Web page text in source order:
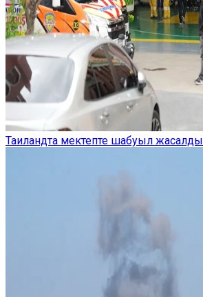
Таиландта мектепте шабуыл жасалды